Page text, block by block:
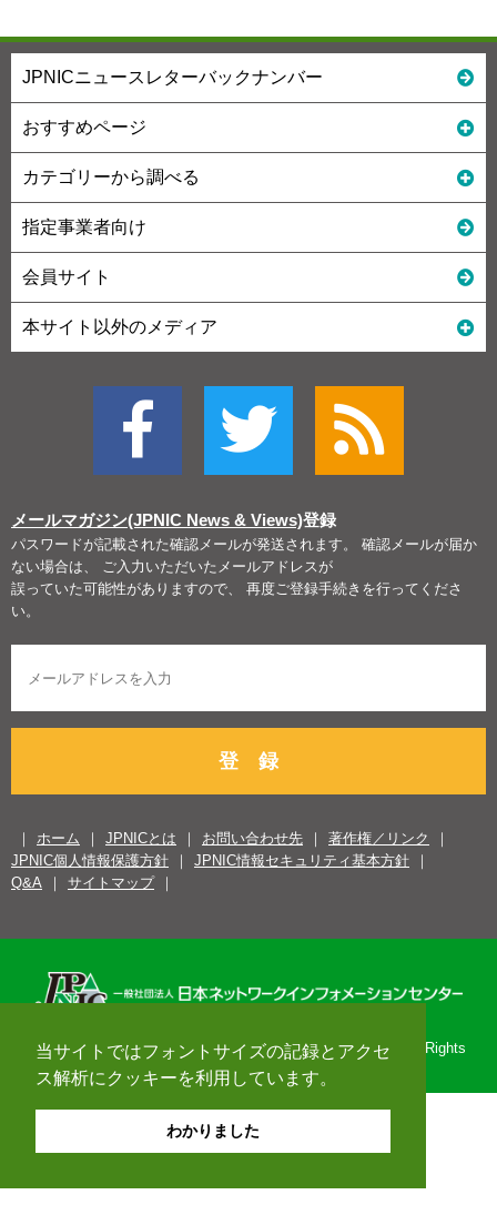
当サイトではフォントサイズの記録とアクセ
ス解析にクッキーを利用しています。
わかりました
JPNICニュースレターバックナンバー
おすすめページ
カテゴリーから調べる
指定事業者向け
会員サイト
本サイト以外のメディア
メールマガジン(JPNIC News & Views)登録
パスワードが記載された確認メールが発送されます。 確認メールが届か
ない場合は、 ご入力いただいたメールアドレスが
誤っていた可能性がありますので、 再度ご登録手続きを行ってくださ
い。
登 録
ホーム JPNICとは お問い合わせ先
著作権／リンク
JPNIC個人情報保護方針
JPNIC情報セキュリティ基本方針
Q&A
サイトマップ
Copyright© 1996-2026 Japan Network Information Center. All Rights
Reserved.